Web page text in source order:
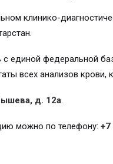
клинико-
единой федеральной
всех анализов
д. 12а.
можно по телефону: